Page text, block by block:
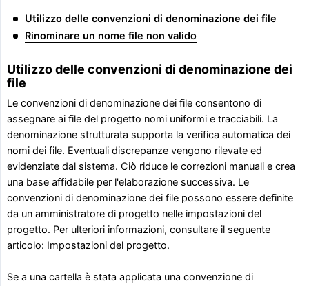
Utilizzo delle convenzioni di denominazione dei file
Rinominare un nome file non valido
Utilizzo delle convenzioni di denominazione dei
file
Le convenzioni di denominazione dei file consentono di
assegnare ai file del progetto nomi uniformi e tracciabili. La
denominazione strutturata supporta la verifica automatica dei
nomi dei file. Eventuali discrepanze vengono rilevate ed
evidenziate dal sistema. Ciò riduce le correzioni manuali e crea
una base affidabile per l'elaborazione successiva. Le
convenzioni di denominazione dei file possono essere definite
da un amministratore di progetto nelle impostazioni del
progetto. Per ulteriori informazioni, consultare il seguente
articolo: Impostazioni del progetto.
Se a una cartella è stata applicata una convenzione di